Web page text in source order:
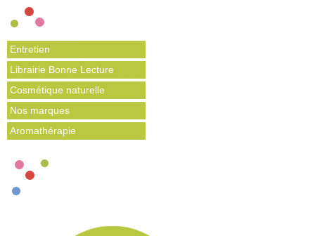
Entretien
Librairie Bonne Lecture
Cosmétique naturelle
Nos marques
Aromathérapie